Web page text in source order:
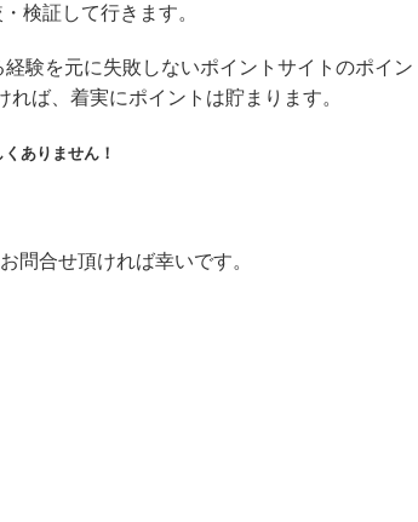
検証して行きます。
験を元に失敗しないポイントサイトのポイン
ば、着実にポイントは貯まります。
ありません！
問合せ頂ければ幸いです。